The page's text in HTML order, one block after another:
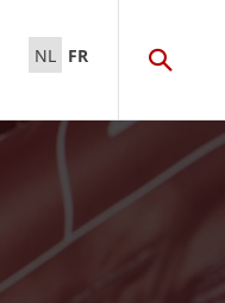
NL FR